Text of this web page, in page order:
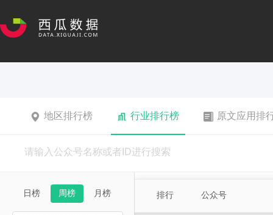
地区排行榜 行业排行榜 原文应用排
日榜 周榜 月榜 排行 公众号